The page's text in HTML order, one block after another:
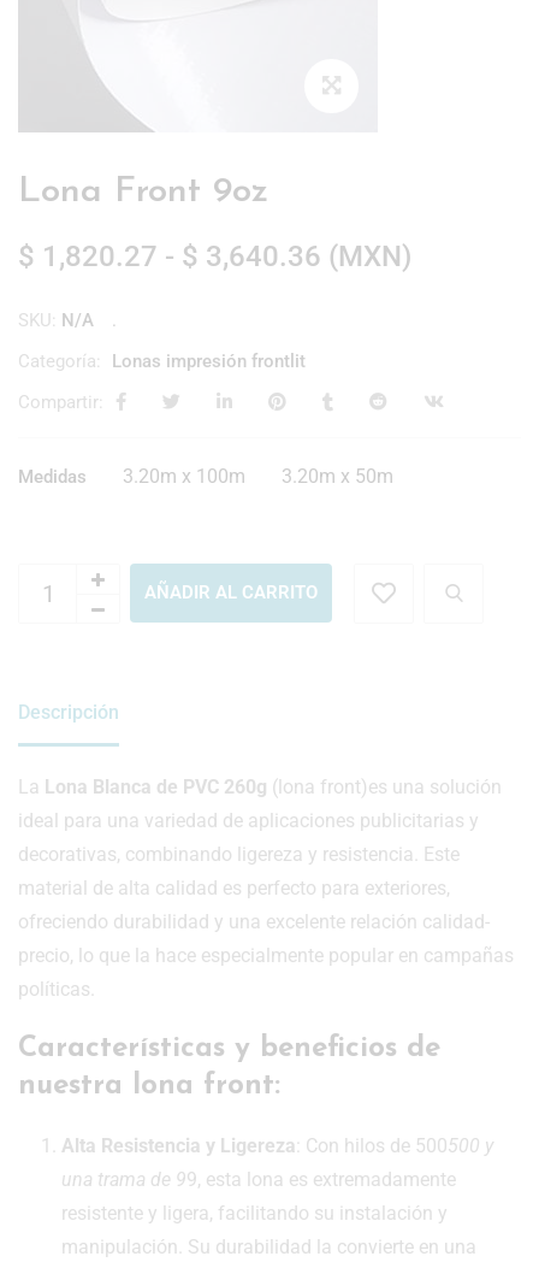
Lona Front 9oz
$ 1,820.27 - $ 3,640.36 (MXN)
SKU: N/A
Categoría:
Lonas impresión frontlit
Compartir:
Medidas 3.20m x 100m 3.20m x 50m
AÑADIR AL CARRITO
Descripción
La Lona Blanca de PVC 260g (lona front)es una solución
ideal para una variedad de aplicaciones publicitarias y
decorativas, combinando ligereza y resistencia. Este
material de alta calidad es perfecto para exteriores,
ofreciendo durabilidad y una excelente relación calidad-
precio, lo que la hace especialmente popular en campañas
políticas.
Características y beneficios de
nuestra lona front:
Alta Resistencia y Ligereza: Con hilos de 500500 y
una trama de 99, esta lona es extremadamente
resistente y ligera, facilitando su instalación y
manipulación. Su durabilidad la convierte en una